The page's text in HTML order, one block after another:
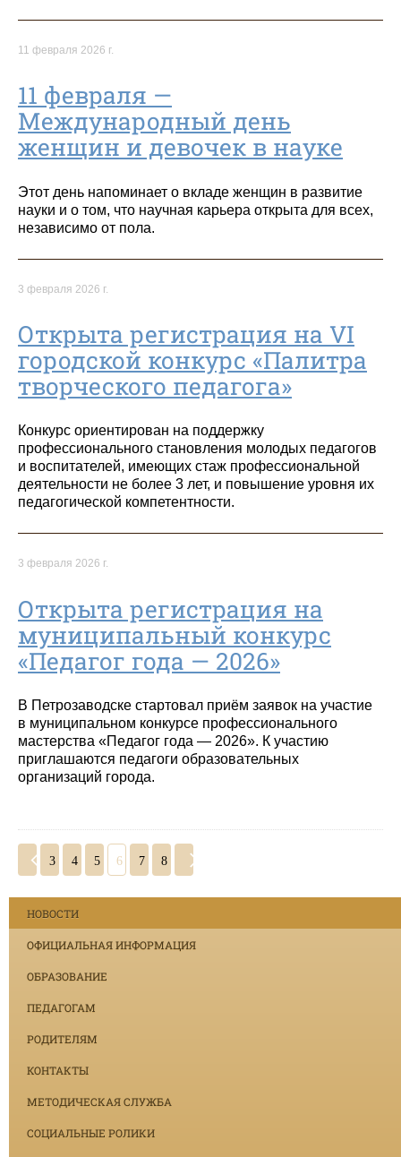
11 февраля 2026 г.
11 февраля —
Международный день
женщин и девочек в науке
Этот день напоминает о вкладе женщин в развитие
науки и о том, что научная карьера открыта для всех,
независимо от пола.
3 февраля 2026 г.
Открыта регистрация на VI
городской конкурс «Палитра
творческого педагога»
Конкурс ориентирован на поддержку
профессионального становления молодых педагогов
и воспитателей, имеющих стаж профессиональной
деятельности не более 3 лет, и повышение уровня их
педагогической компетентности.
3 февраля 2026 г.
Открыта регистрация на
муниципальный конкурс
«Педагог года — 2026»
В Петрозаводске стартовал приём заявок на участие
в муниципальном конкурсе профессионального
мастерства «Педагог года — 2026». К участию
приглашаются педагоги образовательных
организаций города.
3 4 5 6 7 8
НОВОСТИ
ОФИЦИАЛЬНАЯ ИНФОРМАЦИЯ
ОБРАЗОВАНИЕ
ПЕДАГОГАМ
РОДИТЕЛЯМ
КОНТАКТЫ
МЕТОДИЧЕСКАЯ СЛУЖБА
СОЦИАЛЬНЫЕ РОЛИКИ